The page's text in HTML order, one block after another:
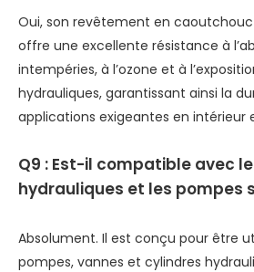
Oui, son revêtement en
offre une excellente résistance à
intempéries, à l’ozone et à
hydrauliques, garantissant ainsi la
applications exigeantes en intérieur
Q9 : Est-il compatible avec
hydrauliques et les pompes
Absolument. Il est conçu pour être
pompes, vannes et cylindres